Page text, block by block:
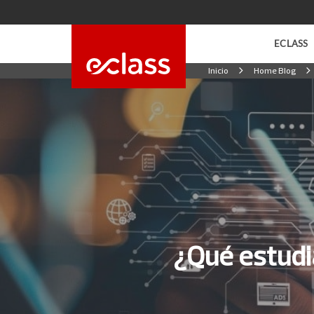
ECLASS
Universidad
Universidad
Programas de
INACAP
Carreras Online
eClass
Cursos de Inglés
Inicio Home Blog
¿Qué